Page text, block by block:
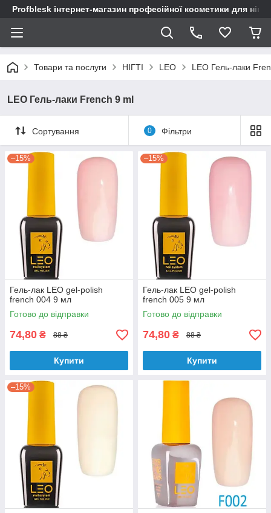
Profblesk інтернет-магазин професійної косметики для
Товари та послуги НІГТІ LEO LEO Гель-лаки
LEO Гель-лаки French 9 ml
Сортування 0 Фільтри
–15%
Гель-лак LEO gel-polish
french 004 9 мл
Готово до відправки
74,80 ₴ 88 ₴
Купити
–15%
Гель-лак LEO gel-polish
french 005 9 мл
Готово до відправки
74,80 ₴ 88 ₴
Купити
–15%